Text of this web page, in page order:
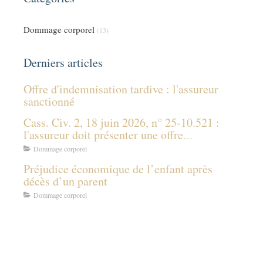
Dommage corporel (13)
Derniers articles
Offre d'indemnisation tardive : l'assureur
sanctionné
Cass. Civ. 2, 18 juin 2026, n° 25-10.521 :
l'assureur doit présenter une offre
d'indemnisation même sans connaître les
Dommage corporel
Préjudice économique de l’enfant après
décès d’un parent
Dommage corporel